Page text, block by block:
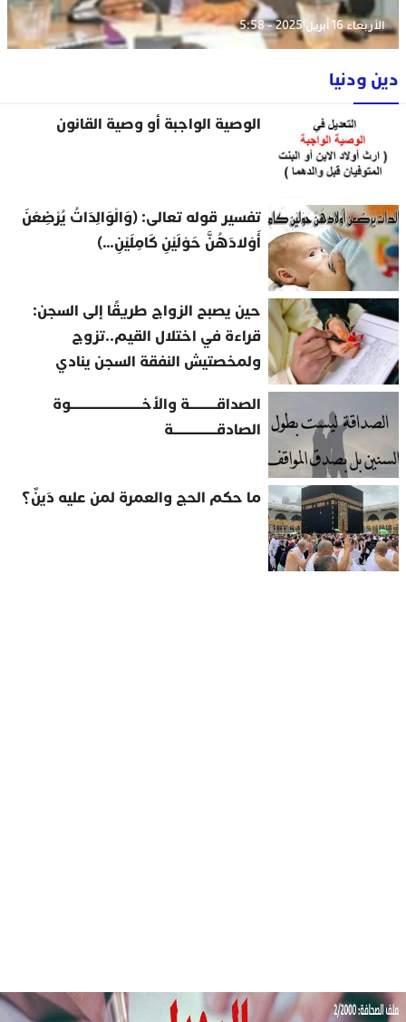
الأربعاء 16 أبريل 2025 - 5:58
دين ودنيا
الوصية الواجبة أو وصية القانون
تفسير قوله تعالى: (وَالْوَالِدَاتُ يُرْضِعْنَ
أَوْلادَهُنَّ حَوْلَيْنِ كَامِلَيْنِ…)
حين يصبح الزواج طريقًا إلى السجن:
قراءة في اختلال القيم..تزوج
ولمخصتيش النفقة السجن ينادي
الصداقــــــــــة والأخــــــــــــــــــــــــــوة
الصادقــــــــــــــــة
ما حكم الحج والعمرة لمن عليه دَينٌ؟